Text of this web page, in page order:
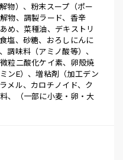
物）、粉末スープ（ポー
物、調製ラード、香辛
め、菜種油、デキストリ
塩、砂糖、おろしにんに
調味料（アミノ酸等）、
粒二酸化ケイ素、卵殻焼
ンE）、増粘剤（加工デン
メル、カロチノイド、ク
、（一部に小麦・卵・大